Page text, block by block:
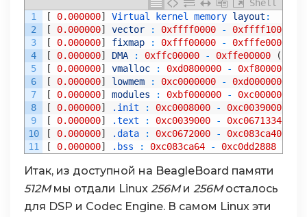
Shell
1
2
3
4
5
6
7
8
9
10
11
[ 0.000000] Virtual kernel memory layout :
[
0.000000] vector : 0xffff0000 - 0xffff1000
[
0.000000] fixmap : 0xfff00000 - 0xfffe0000
[
0.000000] DMA : 0xffc00000 - 0xffe00000 (
[
0.000000] vmalloc : 0xd0800000 - 0xf8000000
[
0.000000] lowmem : 0xc0000000 - 0xd0000000
[
0.000000] modules : 0xbf000000 - 0xc0000000
[
0.000000] .init : 0xc0008000 - 0xc0039000
[
0.000000] .text : 0xc0039000 - 0xc0671334
[
0.000000] .data : 0xc0672000 - 0xc083ca40
[
0.000000] .bss : 0xc083ca64 - 0xc0dd2888
Итак, из доступной на BeagleBoard памяти
512Ммы отдали Linux 256Ми 256Мосталось
для DSP и Codec Engine. В самом Linux эти